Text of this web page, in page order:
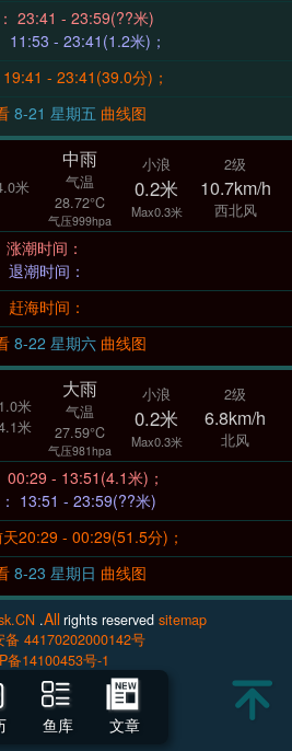
涨潮时间： 23:41 - 23:59(??米)
退潮时间： 11:53 - 23:41(1.2米)；
- 23:41(39.0分)；
8-21 星期五 曲线图
米
中雨
气温
28.72°C
气压999hpa
小浪
0.2米
Max0.3米
2级
10.7km/h
西北风
涨潮时间：
退潮时间：
赶海时间：
8-22 星期六 曲线图
1.0米
米
大雨
气温
27.59°C
气压981hpa
小浪
0.2米
Max0.3米
2级
6.8km/h
北风
涨潮时间： 00:29 - 13:51(4.1米)；
退潮时间： 13:51 - 23:59(??米)
20:29 - 00:29(51.5分)；
8-23 星期日 曲线图
.Allrights reservedsitemap
备 44170202000142号
备14100453号-1
鱼库 文章